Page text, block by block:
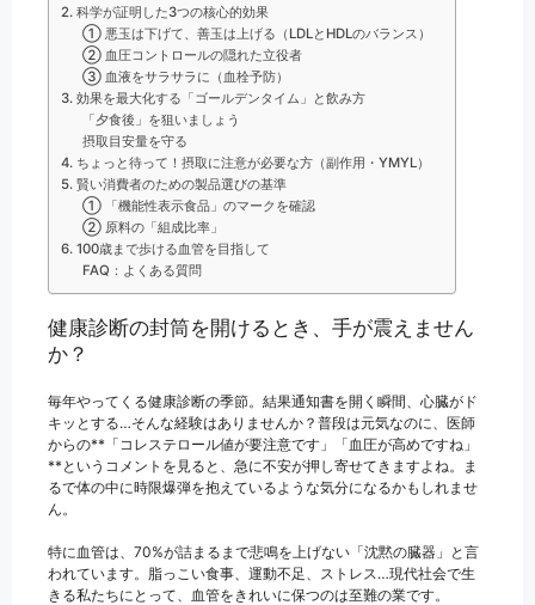
2. 科学が証明した3つの核心的効果
① 悪玉は下げて、善玉は上げる（LDLとHDLのバランス）
② 血圧コントロールの隠れた立役者
③ 血液をサラサラに（血栓予防）
3. 効果を最大化する「ゴールデンタイム」と飲み方
「夕食後」を狙いましょう
摂取目安量を守る
4. ちょっと待って！摂取に注意が必要な方（副作用・YMYL）
5. 賢い消費者のための製品選びの基準
① 「機能性表示食品」のマークを確認
② 原料の「組成比率」
6. 100歳まで歩ける血管を目指して
FAQ：よくある質問
健康診断の封筒を開けるとき、手が震えません
か？
毎年やってくる健康診断の季節。結果通知書を開く瞬間、心臓がド
キッとする…そんな経験はありませんか？普段は元気なのに、医師
からの**「コレステロール値が要注意です」「血圧が高めですね」
**というコメントを見ると、急に不安が押し寄せてきますよね。ま
るで体の中に時限爆弾を抱えているような気分になるかもしれませ
ん。
特に血管は、70%が詰まるまで悲鳴を上げない「沈黙の臓器」と言
われています。脂っこい食事、運動不足、ストレス…現代社会で生
きる私たちにとって、血管をきれいに保つのは至難の業です。